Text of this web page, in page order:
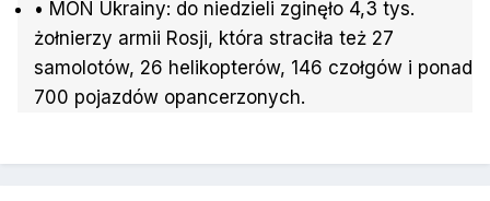
• MON Ukrainy: do niedzieli zginęło 4,3 tys.
żołnierzy armii Rosji, która straciła też 27
samolotów, 26 helikopterów, 146 czołgów i ponad
700 pojazdów opancerzonych.